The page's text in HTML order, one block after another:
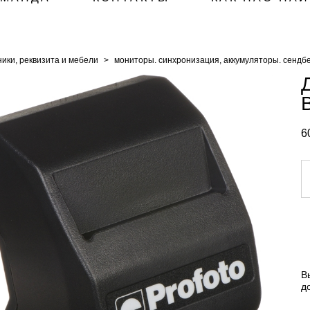
реквизита и мебели > мониторы. синхронизация, аккумуляторы.